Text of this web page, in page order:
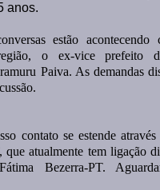
anos.
estão acontecendo
o ex-vice prefeito
Paiva. As demandas
contato se estende
atualmente tem ligação
Bezerra-PT.